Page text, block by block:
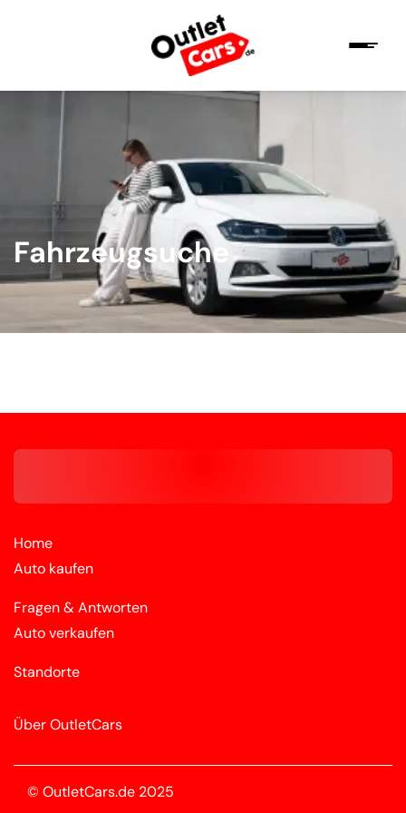
Fahrzeugsuche
Home
Auto kaufen
Fragen & Antworten
Auto verkaufen
Standorte
Über OutletCars
© OutletCars.de 2025